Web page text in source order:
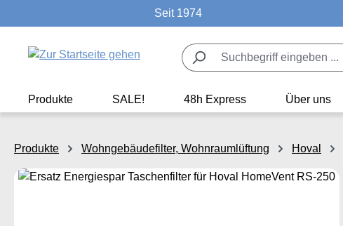
Zur Hauptnavigation springenSeit 1974
Produkte SALE! 48h Express Über uns
Produkte Wohngebäudefilter, Wohnraumlüftung Hoval
Bildergalerie überspringen